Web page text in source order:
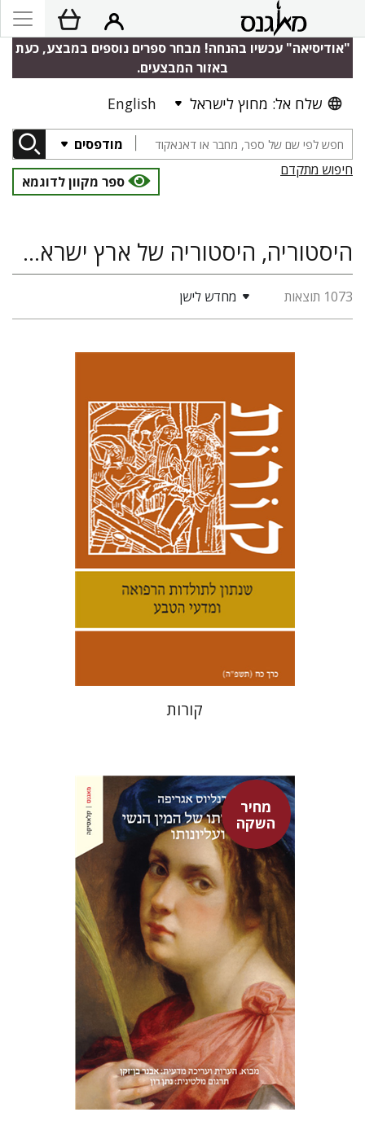
"אודיסיאה" עכשיו בהנחה! מבחר ספרים נוספים במבצע, כעת
באזור המבצעים.
שלח אל: מחוץ לישראל English
מודפסים
חיפוש מתקדם
ספר מקוון לדוגמא
היסטוריה, היסטוריה של ארץ ישראל ומדינת ישראל, המזרח הקדום
1073 תוצאות מחדש לישן
קנת קולינס
הנחת אתר ספר מודפס
$42
$38
קורות
מחיר
השקה
היינריך קורנליוס אגריפה
אבנר בן-זקן
נתן רון
מחיר השקה
$31
$22